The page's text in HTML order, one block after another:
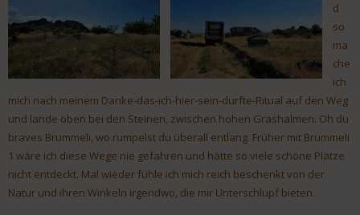
d
so
ma
che
ich
mich nach meinem Danke-das-ich-hier-sein-durfte-Ritual auf den Weg
und lande oben bei den Steinen, zwischen hohen Grashalmen. Oh du
braves Brummeli, wo rumpelst du überall entlang. Früher mit Brummeli
1 wäre ich diese Wege nie gefahren und hätte so viele schöne Plätze
nicht entdeckt. Mal wieder fühle ich mich reich beschenkt von der
Natur und ihren Winkeln irgendwo, die mir Unterschlupf bieten.